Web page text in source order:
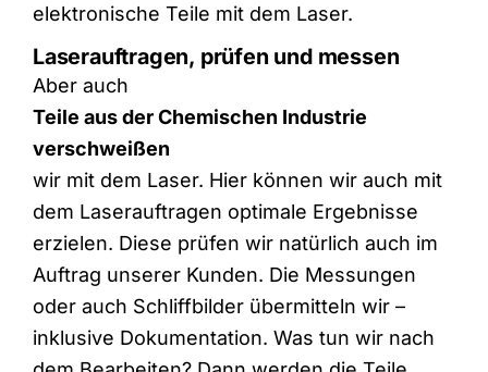
elektronische Teile mit dem Laser.
Laserauftragen, prüfen und messen
Aber auch
Teile aus der Chemischen Industrie
verschweißen
wir mit dem Laser. Hier können wir auch mit
dem Laserauftragen optimale Ergebnisse
erzielen. Diese prüfen wir natürlich auch im
Auftrag unserer Kunden. Die Messungen
oder auch Schliffbilder übermitteln wir –
inklusive Dokumentation. Was tun wir nach